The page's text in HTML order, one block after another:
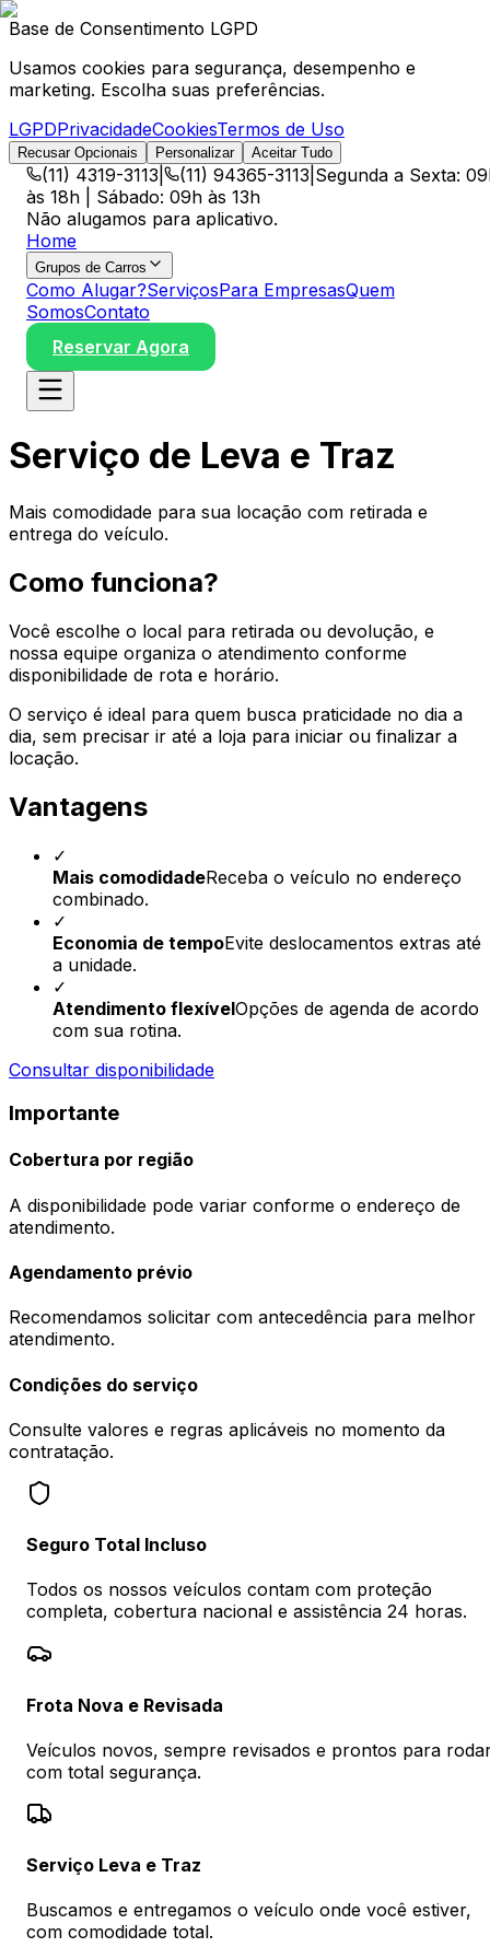
Base de Consentimento LGPD
Usamos cookies para segurança, desempenho e
marketing. Escolha suas preferências.
LGPDPrivacidadeCookiesTermos de Uso
Recusar Opcionais Personalizar Aceitar Tudo
(11) 4319-3113 (11) 94365-3113 Segunda a Sexta:
às 18h | Sábado: 09h às 13h
Não alugamos para aplicativo.
Home
Grupos de Carros
Como Alugar?ServiçosPara EmpresasQuem
SomosContato
Reservar Agora
Serviço de Leva e Traz
Mais comodidade para sua locação com retirada e
entrega do veículo.
Como funciona?
Você escolhe o local para retirada ou devolução, e
nossa equipe organiza o atendimento conforme
disponibilidade de rota e horário.
O serviço é ideal para quem busca praticidade no dia a
dia, sem precisar ir até a loja para iniciar ou finalizar a
locação.
Vantagens
✓
Mais comodidadeReceba o veículo no endereço
combinado.
✓
Economia de tempoEvite deslocamentos extras até
a unidade.
✓
Atendimento flexívelOpções de agenda de acordo
com sua rotina.
Consultar disponibilidade
Importante
Cobertura por região
A disponibilidade pode variar conforme o endereço de
atendimento.
Agendamento prévio
Recomendamos solicitar com antecedência para melhor
atendimento.
Condições do serviço
Consulte valores e regras aplicáveis no momento da
contratação.
Seguro Total Incluso
Todos os nossos veículos contam com proteção
completa, cobertura nacional e assistência 24 horas.
Frota Nova e Revisada
Veículos novos, sempre revisados e prontos para
com total segurança.
Serviço Leva e Traz
Buscamos e entregamos o veículo onde você estiver,
com comodidade total.